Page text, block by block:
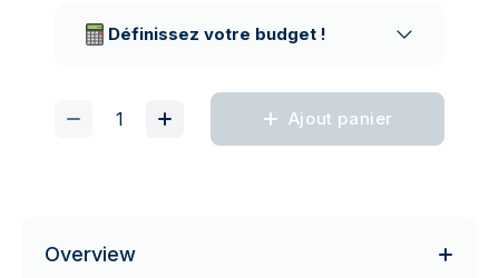
Définissez votre budget !
Ajout panier
Overview